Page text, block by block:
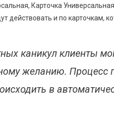
Карточка
действовать и по карточкам,
каникул клиенты
желанию. Процесс
в